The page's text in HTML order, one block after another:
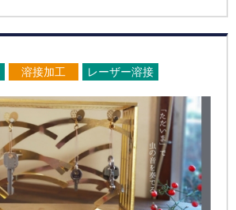
溶接加工 レーザー溶接